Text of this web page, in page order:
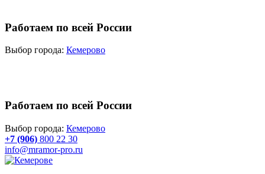
Работаем по всей России
Выбор города: Кемерово
Работаем по всей России
Выбор города: Кемерово
+7 (906) 800 22 30
info@mramor-pro.ru